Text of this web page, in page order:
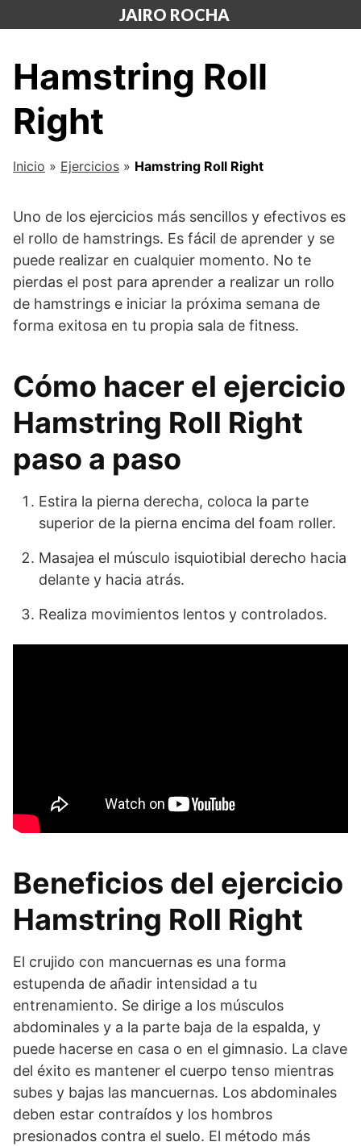
al
JAIRO ROCHA
Hamstring Roll
Right
Inicio » Ejercicios » Hamstring Roll Right
Uno de los ejercicios más sencillos y efectivos es
el rollo de hamstrings. Es fácil de aprender y se
puede realizar en cualquier momento. No te
pierdas el post para aprender a realizar un rollo
de hamstrings e iniciar la próxima semana de
forma exitosa en tu propia sala de fitness.
Cómo hacer el ejercicio
Hamstring Roll Right
paso a paso
Estira la pierna derecha, coloca la parte
superior de la pierna encima del foam roller.
Masajea el músculo isquiotibial derecho hacia
delante y hacia atrás.
Realiza movimientos lentos y controlados.
Beneficios del ejercicio
Hamstring Roll Right
El crujido con mancuernas es una forma
estupenda de añadir intensidad a tu
entrenamiento. Se dirige a los músculos
abdominales y a la parte baja de la espalda, y
puede hacerse en casa o en el gimnasio. La clave
del éxito es mantener el cuerpo tenso mientras
subes y bajas las mancuernas. Los abdominales
deben estar contraídos y los hombros
presionados contra el suelo. El método más